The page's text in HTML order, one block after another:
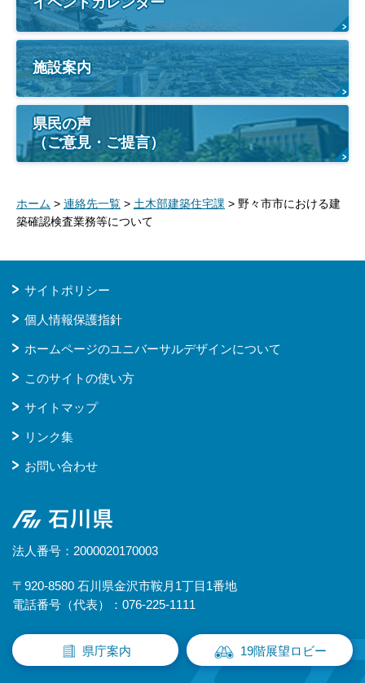
施設案内
県民の声
（ご意見・ご提言）
ホーム > 連絡先一覧 > 土木部建築住宅課 > 野々市市における建
築確認検査業務等について
サイトポリシー
個人情報保護指針
ホームページのユニバーサルデザインについて
このサイトの使い方
サイトマップ
リンク集
お問い合わせ
石川県
法人番号：2000020170003
〒920-8580 石川県金沢市鞍月1丁目1番地
電話番号（代表）：076-225-1111
県庁案内 19階展望ロビー